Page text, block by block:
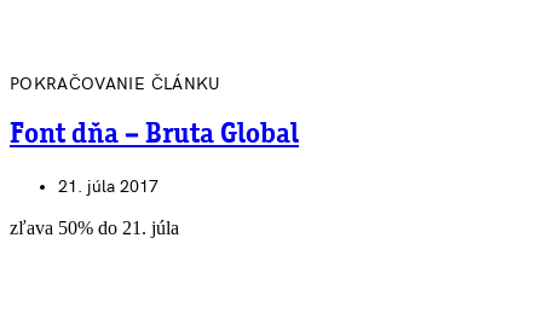
POKRAČOVANIE ČLÁNKU
Font dňa – Bruta Global
21. júla 2017
zľava 50% do 21. júla